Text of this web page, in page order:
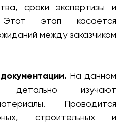
сроки экспертизы и
Этот этап касается
между заказчиком
На данном
детально изучают
Проводится
строительных и